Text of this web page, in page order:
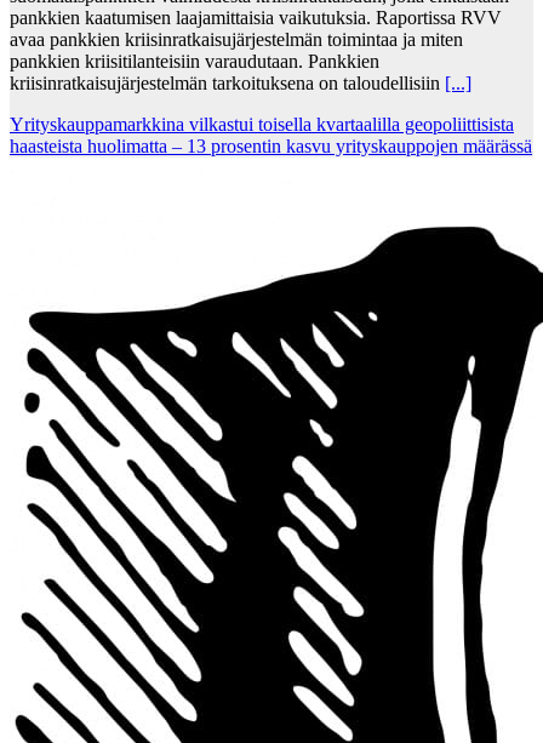
pankkien kaatumisen laajamittaisia vaikutuksia. Raportissa RVV
avaa pankkien kriisinratkaisujärjestelmän toimintaa ja miten
pankkien kriisitilanteisiin varaudutaan. Pankkien
kriisinratkaisujärjestelmän tarkoituksena on taloudellisiin [...]
Yrityskauppamarkkina vilkastui toisella kvartaalilla geopoliittisista
haasteista huolimatta – 13 prosentin kasvu yrityskauppojen määrässä